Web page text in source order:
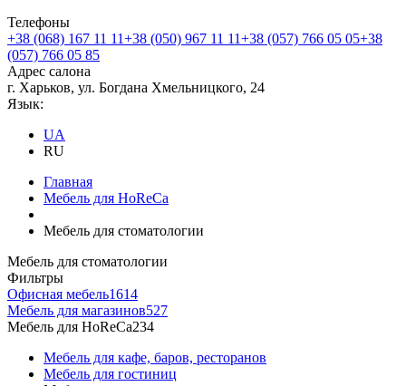
Телефоны
+38 (068) 167 11 11+38 (050) 967 11 11+38 (057) 766 05 05+38
(057) 766 05 85
Адрес салона
г. Харьков, ул. Богдана Хмельницкого, 24
Язык:
UA
RU
Главная
Мебель для HoReCa
Мебель для стоматологии
Мебель для стоматологии
Фильтры
Офисная мебель1614
Мебель для магазинов527
Мебель для HoReCa234
Мебель для кафе, баров, ресторанов
Мебель для гостиниц